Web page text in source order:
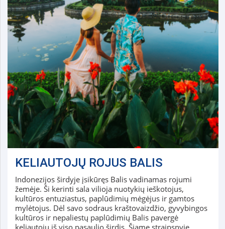
KELIAUTOJŲ ROJUS BALIS
Indonezijos širdyje įsikūręs Balis vadinamas rojumi
žemėje. Ši kerinti sala vilioja nuotykių ieškotojus,
kultūros entuziastus, paplūdimių mėgėjus ir gamtos
mylėtojus. Dėl savo sodraus kraštovaizdžio, gyvybingos
kultūros ir nepaliestų paplūdimių Balis pavergė